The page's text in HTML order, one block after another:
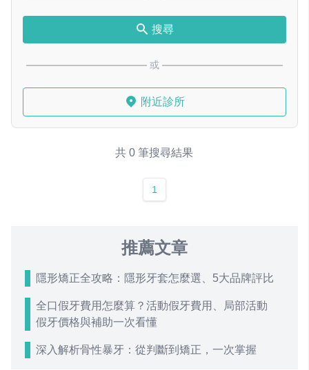
搜尋
或
附近診所
共 0 筆搜尋結果
1
推薦文章
隱形矯正全攻略：隱形牙套怎麼選、5大品牌評比
全口假牙費用怎麼算？活動假牙費用、局部活動
假牙價格與補助一次看懂
深入解析骨性暴牙：從判斷到矯正，一次掌握